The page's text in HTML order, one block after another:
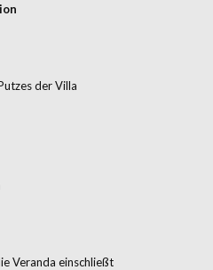
der Villa
Veranda einschließt